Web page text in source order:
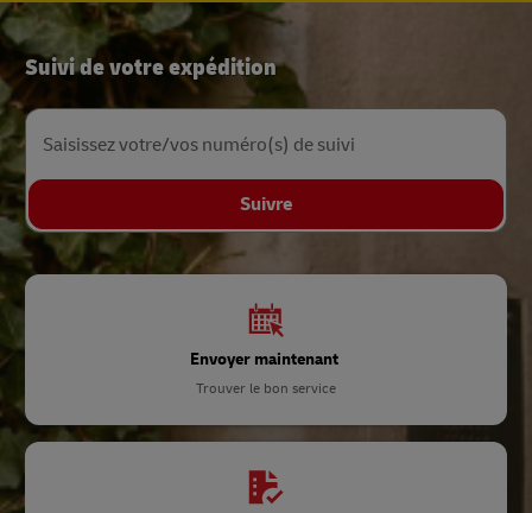
Accueil
DHL
Suivi de votre expédition
Saisissez votre/vos numéro(s) de suivi
Suivre
Envoyer maintenant
Trouver le bon service